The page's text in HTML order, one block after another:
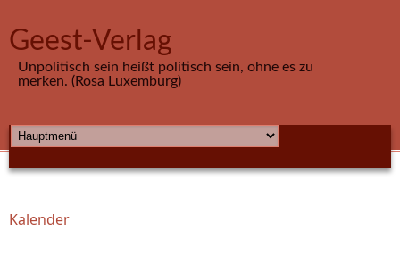
Geest-Verlag
Unpolitisch sein heißt politisch sein, ohne es zu
merken. (Rosa Luxemburg)
HAUPTMENÜ
Sie sind hier
Kalender